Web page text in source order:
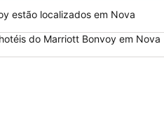
Nova Iorque
estão localizados em Nova
do Marriott Bonvoy em Nova